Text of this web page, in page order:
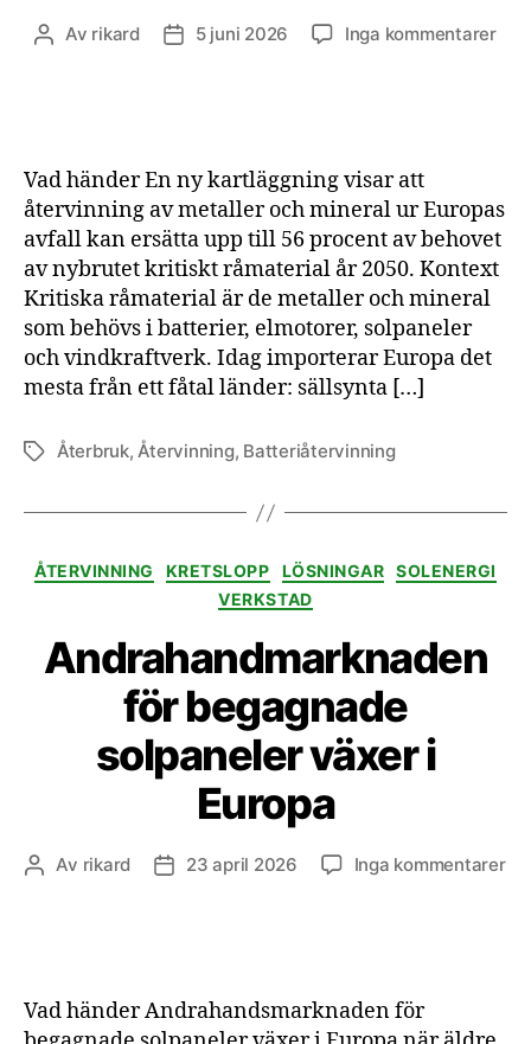
Inläggsförfattare
Av rikard Inläggsdatum
5 juni 2026 Inga kommentarertill
av
Vad händer En ny kartläggning visar att
återvinning av metaller och mineral ur Europas
avfall kan ersätta upp till 56 procent av behovet
av nybrutet kritiskt råmaterial år 2050. Kontext
Kritiska råmaterial är de metaller och mineral
som behövs i batterier, elmotorer, solpaneler
och vindkraftverk. Idag importerar Europa det
mesta från ett fåtal länder: sällsynta […]
EtiketterÅterbruk,Återvinning, Batteriåtervinning
Kategorier
ÅTERVINNING KRETSLOPP LÖSNINGAR SOLENERGI
VERKSTAD
Andrahandmarknaden
för begagnade
solpaneler växer i
Europa
Inläggsförfattare
Av rikard Inläggsdatum
23 april 2026 Inga kommentarertill
Vad händer Andrahandsmarknaden för